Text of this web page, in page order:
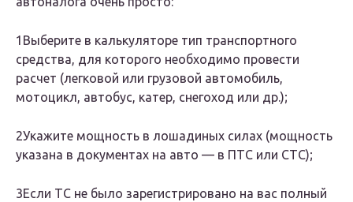
1Выберите в калькуляторе тип транспортного
средства, для которого необходимо провести
расчет (легковой или грузовой автомобиль,
мотоцикл, автобус, катер, снегоход или др.);
2Укажите мощность в лошадиных силах (мощность
указана в документах на авто — в ПТС или СТС);
3Если ТС не было зарегистрировано на вас полный